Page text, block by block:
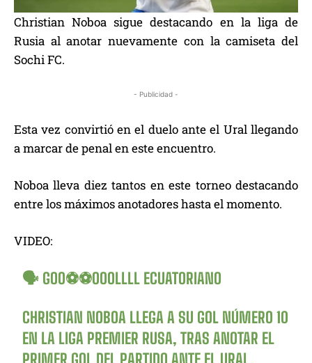
Christian Noboa sigue destacando en la liga de
Rusia al anotar nuevamente con la camiseta del
Sochi FC.
- Publicidad -
Esta vez convirtió en el duelo ante el Ural llegando
a marcar de penal en este encuentro.
Noboa lleva diez tantos en este torneo destacando
entre los máximos anotadores hasta el momento.
VIDEO:
🗣 GOO⚽️⚽️OOOLLLL ECUATORIANO
CHRISTIAN NOBOA LLEGA A SU GOL NÚMERO 10
EN LA LIGA PREMIER RUSA, TRAS ANOTAR EL
PRIMER GOL DEL PARTIDO ANTE EL URAL.